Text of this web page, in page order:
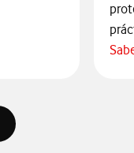
de Vodafone por